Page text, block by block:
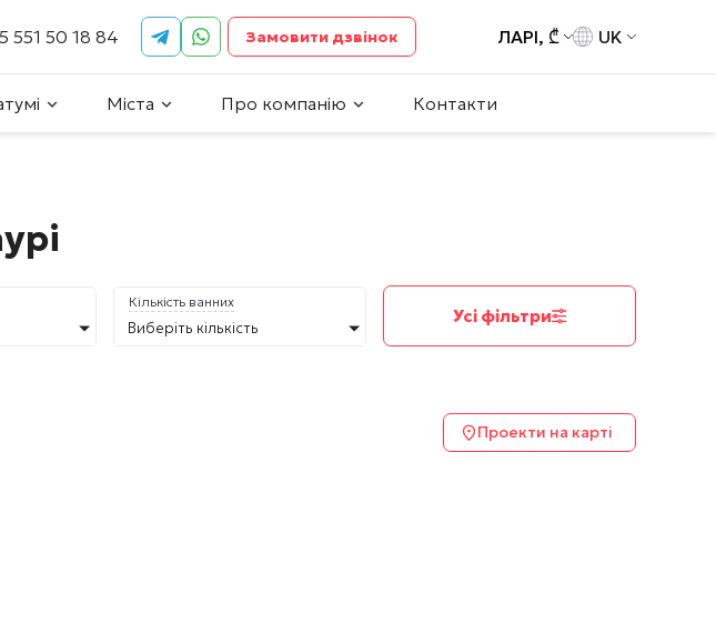
551 50 18 84 Замовити дзвінок ЛАРІ, ₾ UK
Міста Про компанію Контакти
Кількість ванних
Виберіть кількість
Усі фільтри
Проекти на карті